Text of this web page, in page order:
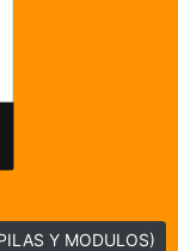
Y MODULOS)